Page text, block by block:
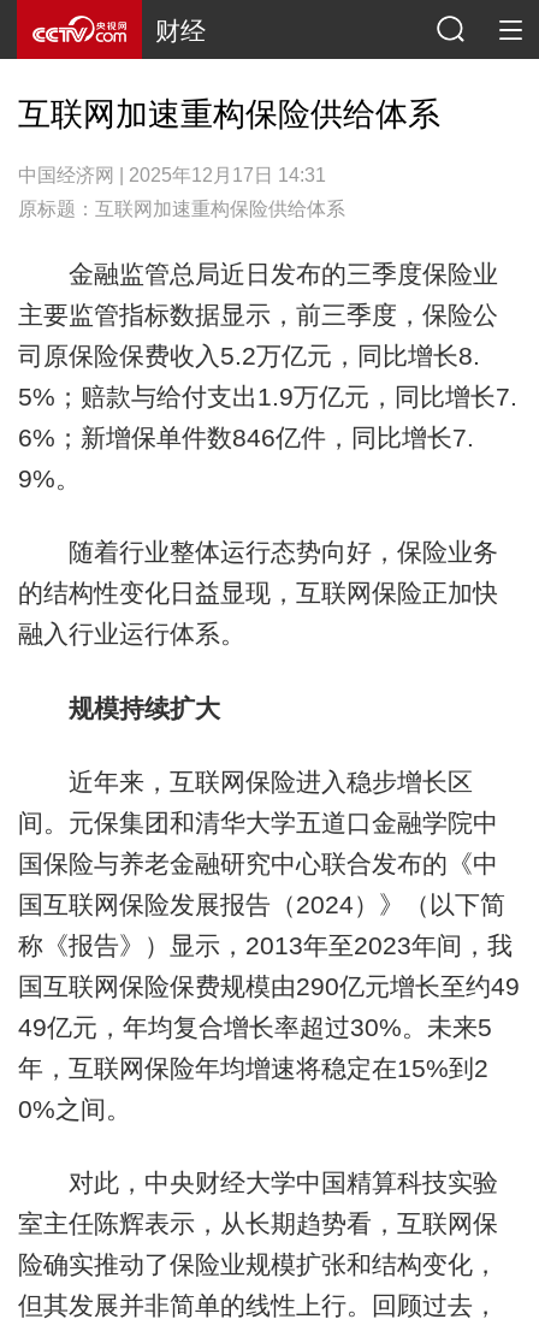
财经
互联网加速重构保险供给体系
中国经济网 | 2025年12月17日 14:31
原标题：互联网加速重构保险供给体系
金融监管总局近日发布的三季度保险业
主要监管指标数据显示，前三季度，保险公
司原保险保费收入5.2万亿元，同比增长8.
5%；赔款与给付支出1.9万亿元，同比增长7.
6%；新增保单件数846亿件，同比增长7.
9%。
随着行业整体运行态势向好，保险业务
的结构性变化日益显现，互联网保险正加快
融入行业运行体系。
规模持续扩大
近年来，互联网保险进入稳步增长区
间。元保集团和清华大学五道口金融学院中
国保险与养老金融研究中心联合发布的《中
国互联网保险发展报告（2024）》（以下简
称《报告》）显示，2013年至2023年间，我
国互联网保险保费规模由290亿元增长至约49
49亿元，年均复合增长率超过30%。未来5
年，互联网保险年均增速将稳定在15%到2
0%之间。
对此，中央财经大学中国精算科技实验
室主任陈辉表示，从长期趋势看，互联网保
险确实推动了保险业规模扩张和结构变化，
但其发展并非简单的线性上行。回顾过去，